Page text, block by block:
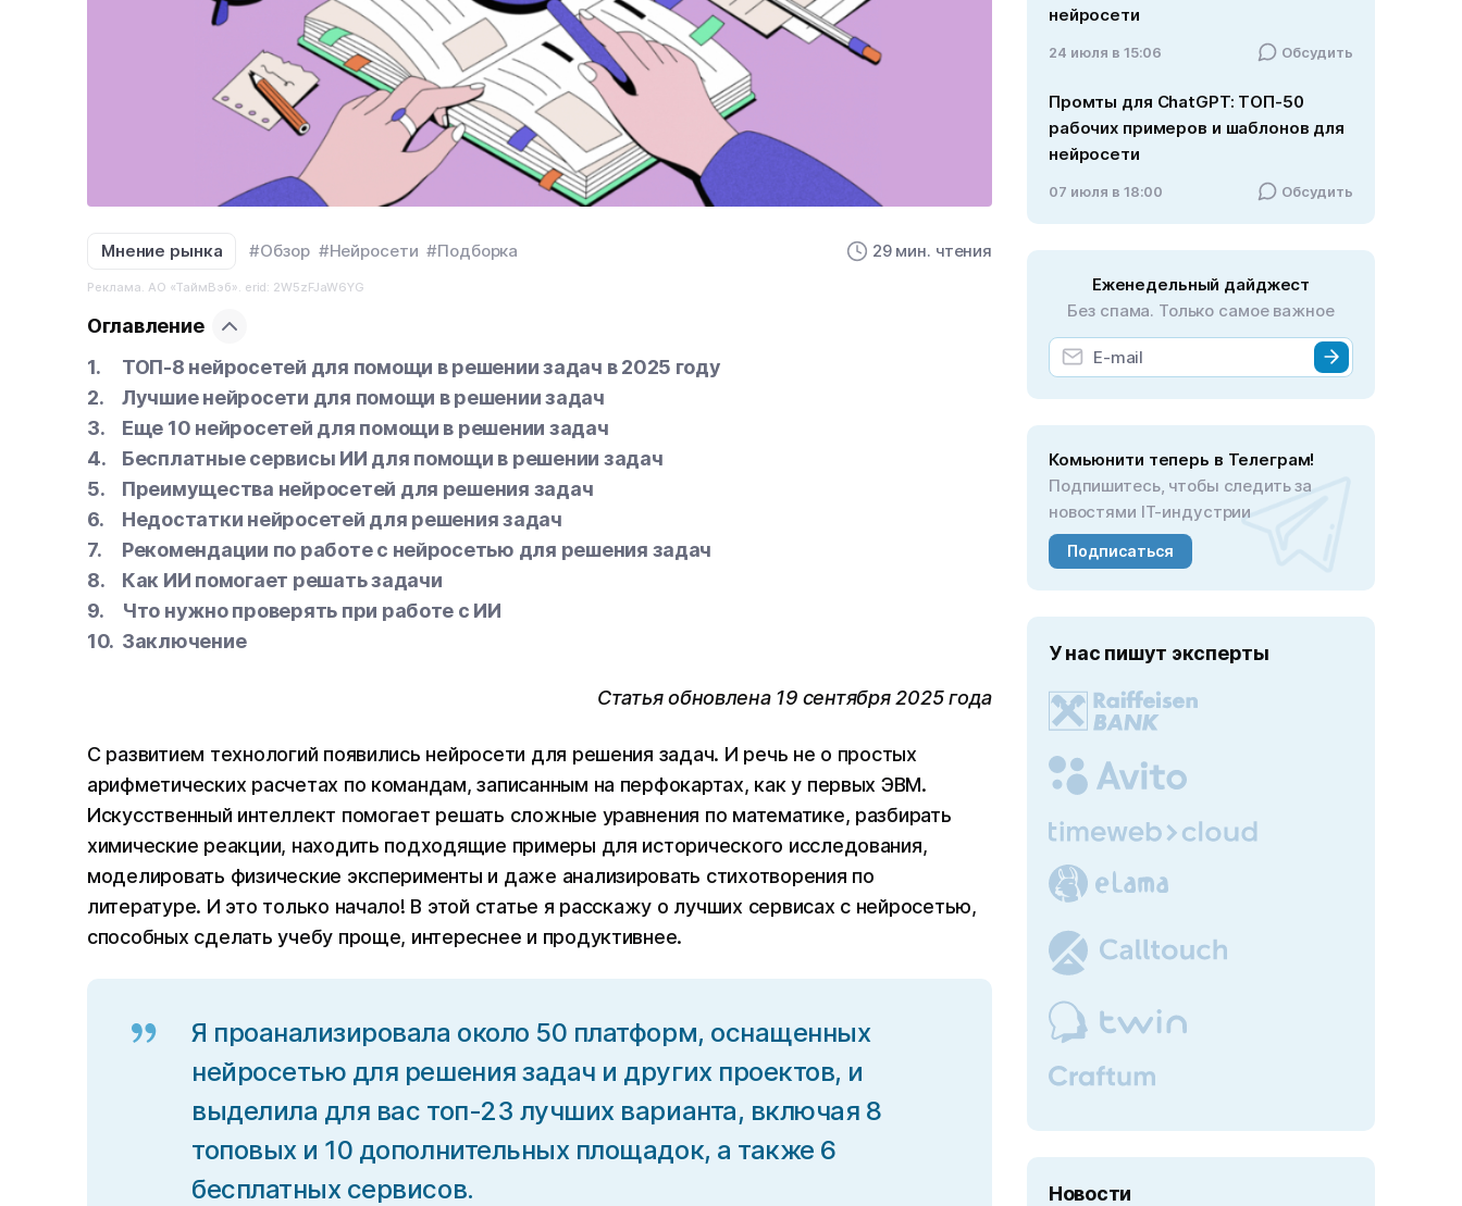
Мнение рынка #Обзор #Нейросети #Подборка 29 мин. чтения
Реклама. АО «ТаймВэб». erid: 2W5zFJaW6YG
Оглавление
ТОП-8 нейросетей для помощи в решении задач в 2025 году
Лучшие нейросети для помощи в решении задач
Еще 10 нейросетей для помощи в решении задач
Бесплатные сервисы ИИ для помощи в решении задач
Преимущества нейросетей для решения задач
Недостатки нейросетей для решения задач
Рекомендации по работе с нейросетью для решения задач
Как ИИ помогает решать задачи
Что нужно проверять при работе с ИИ
Заключение
Статья обновлена 19 сентября 2025 года
С развитием технологий появились нейросети для решения задач. И речь не о простых
арифметических расчетах по командам, записанным на перфокартах, как у первых ЭВМ.
Искусственный интеллект помогает решать сложные уравнения по математике, разбирать
химические реакции, находить подходящие примеры для исторического исследования,
моделировать физические эксперименты и даже анализировать стихотворения по
литературе. И это только начало! В этой статье я расскажу о лучших сервисах с нейросетью,
способных сделать учебу проще, интереснее и продуктивнее.
Я проанализировала около 50 платформ, оснащенных
нейросетью для решения задач и других проектов, и
выделила для вас топ-23 лучших варианта, включая 8
топовых и 10 дополнительных площадок, а также 6
бесплатных сервисов.
нейросети
24 июля в 15:06 Обсудить
Промты для ChatGPT: ТОП-50
рабочих примеров и шаблонов для
нейросети
07 июля в 18:00 Обсудить
Еженедельный дайджест
Без спама. Только самое важное
Комьюнити теперь в Телеграм!
Подпишитесь, чтобы следить за
новостями IT-индустрии
Подписаться
У нас пишут эксперты
Новости